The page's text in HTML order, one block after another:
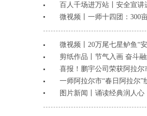
百人千场进万站丨安全宣
微视频丨一师十四团：300
微视频丨20万尾七星鲈鱼“
剪纸作品丨节气入画 奋斗
喜报！鹏宇公司荣获阿拉尔
一师阿拉尔市“春日阿拉尔”
图片新闻丨诵读经典润人心